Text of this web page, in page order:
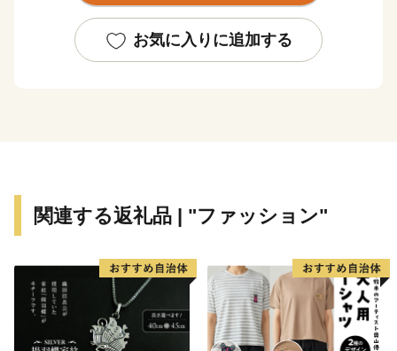
現す新緑のコキアは、秋にかけて赤と緑のグラデーショ
ンを表現し、10月頃には『紅葉コキア』として一面を真
たい海の幸。 那珂湊おさかな市場では、旬の魚介類や
間100万人以上の観光客が訪れます。大きなネタが魅力
のお寿司や新鮮な海の幸が盛りだくさんの海鮮丼を心ゆ
くまでご堪能いただけます。その他、たこの加工生産量
日本一を誇り、多数の水産加工会社では様々な商品の製
お気に入りに追加する
関連する返礼品 | "ファッション"